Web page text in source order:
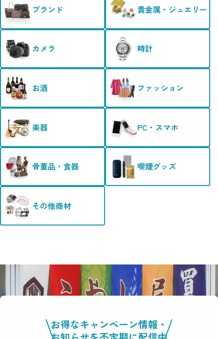
ブランド 貴金属・ジュエリー
カメラ 時計
お酒 ファッション
楽器 PC・スマホ
骨董品・食器 喫煙グッズ
その他商材
お得なキャンペーン情報・